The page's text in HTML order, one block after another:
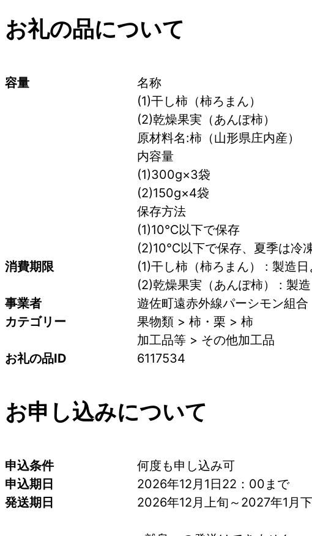
お礼の品について
容量
名称
(1)干し柿（柿ろまん）
(2)乾燥果実（あんぽ柿）
原材料名:柿（山形県庄内産）
内容量
(1)300g×3袋
(2)150g×4袋
保存方法
(1)10℃以下で保存
(2)10℃以下で保存、夏季は冷
消費期限
(1)干し柿（柿ろまん） : 製
(2)乾燥果実（あんぽ柿） : 製
事業者
遊佐町遠赤外線パーシモン組合
カテゴリー
果物類 > 柿・栗 > 柿
加工品等 > その他加工品
お礼の品ID
6117534
お申し込みについて
申込条件
何度も申し込み可
申込期日
2026年12月1日22：00まで
発送期日
2026年12月上旬～2027年1月